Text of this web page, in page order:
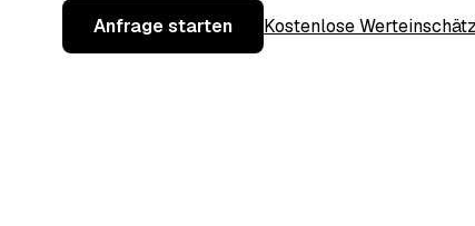
Anfrage starten Kostenlose